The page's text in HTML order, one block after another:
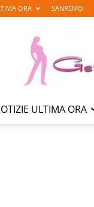
ORA SANREMO
ULTIMA ORA